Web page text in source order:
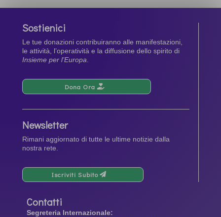
Sostienici
Le tue donazioni contribuiranno alle manifestazioni,
le attività, l’operatività e la diffusione dello spirito di
Insieme per l’Europa.
Dona Ora
Newsletter
Rimani aggiornato di tutte le ultime notizie dalla
nostra rete.
Iscriviti Subito
Contatti
Segreteria Internazionale: